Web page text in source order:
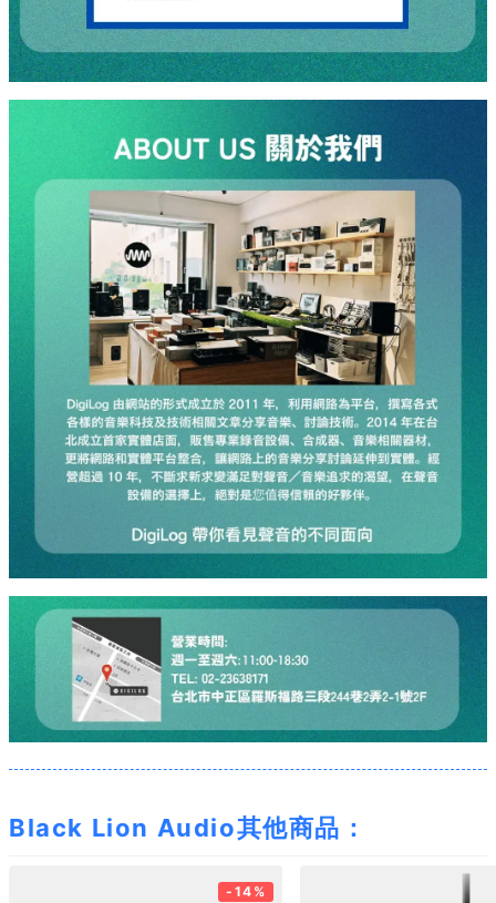
Black Lion Audio其他商品：
-14%